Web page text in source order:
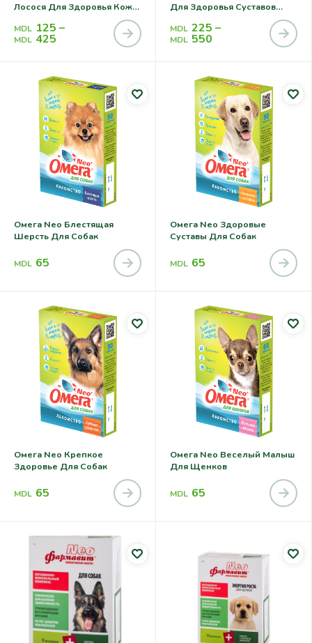
Лосося Для Здоровья Кожи
И Шерсти Кошек И Собак
MDL 125 –
MDL 425
Для Здоровья Суставов
MDL 225 –
MDL 550
Омега Neo Блестящая
Шерсть Для Собак
MDL 65
Омега Neo Здоровые
Суставы Для Собак
MDL 65
Омега Neo Крепкое
Здоровье Для Собак
MDL 65
Омега Neo Веселый Малыш
Для Щенков
MDL 65